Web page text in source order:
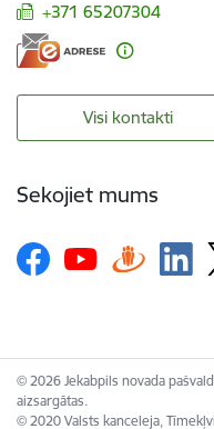
+371 65207304
Visi kontakti
Sekojiet mums
© 2026 Jekabpils novada
aizsargātas.
© 2020 Valsts kanceleja,